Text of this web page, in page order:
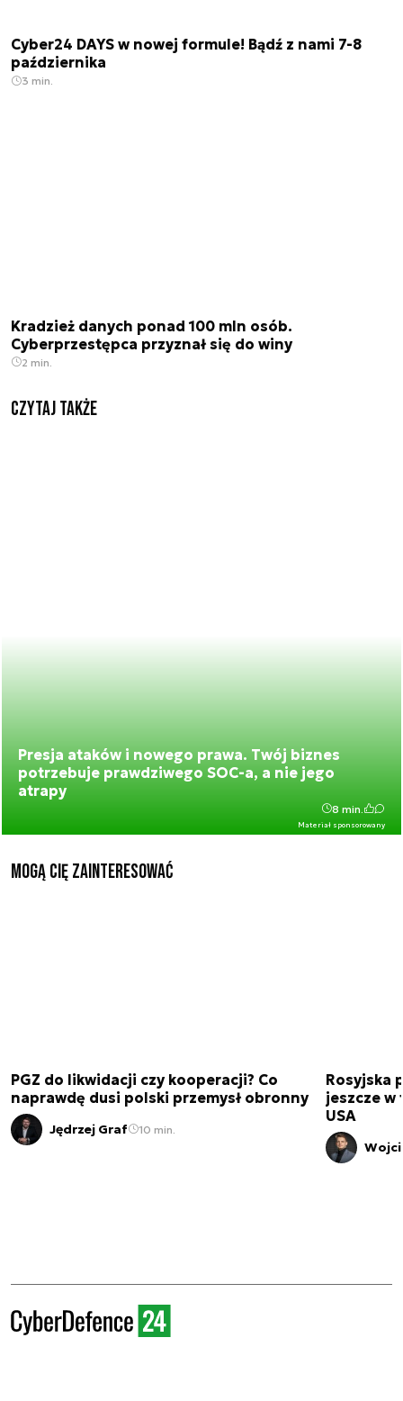
Cyber24 DAYS w nowej formule! Bądź z nami 7-8
października
3 min.
Kradzież danych ponad 100 mln osób.
Cyberprzestępca przyznał się do winy
2 min.
Czytaj także
Presja ataków i nowego prawa. Twój biznes
potrzebuje prawdziwego SOC-a, a nie jego
atrapy
Materiał sponsorowany
8 min.
Mogą Cię zainteresować
PGZ do likwidacji czy kooperacji? Co
naprawdę dusi polski przemysł obronny
Jędrzej Graf 10 min.
Rosyjska
jeszcze w
USA